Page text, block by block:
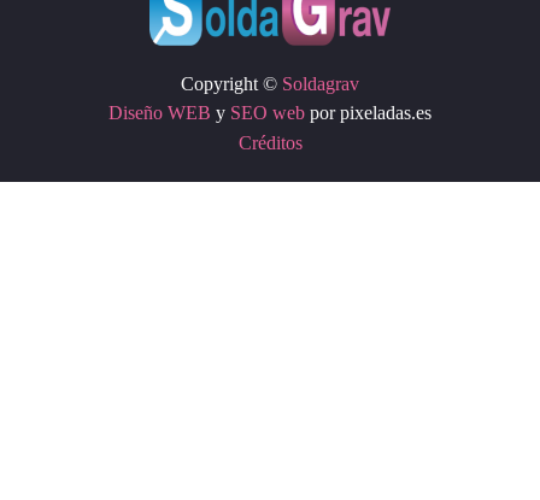
Copyright © Soldagrav
Diseño WEB y SEO web por pixeladas.es
Créditos